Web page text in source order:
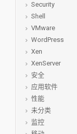
Security
Shell
VMware
WordPress
Xen
XenServer
安全
应用软件
性能
未分类
监控